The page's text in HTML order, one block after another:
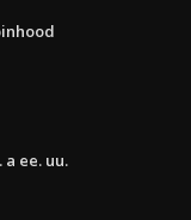
ee. uu.